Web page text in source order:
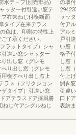
水テ－プ(別売部品)
ッター付引違い窓テ
在来ねじ付横断面
イプ在来テラス
色は、印刷の特性上
了承ください。
ラットタイプ）シャ
違い窓シャッター
出し窓（グレモ
り出し窓（グレモ
横すべり出し窓上
ラス（フリクション
タイプ）引違い窓
アテラスドア採風勝
ねじ付アングルねじ
の取
ャッ
付ア
アル
戸引
い窓
格子
し窓
し窓
付上
開き
引違
口ド
表納